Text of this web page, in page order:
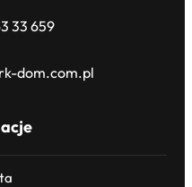
33 659
dom.com.pl